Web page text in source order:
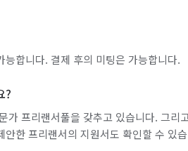
합니다. 결제 후의 미팅은 가능합니다.
?
가 프리랜서풀을 갖추고 있습니다. 그리
한 프리랜서의 지원서도 확인할 수 있